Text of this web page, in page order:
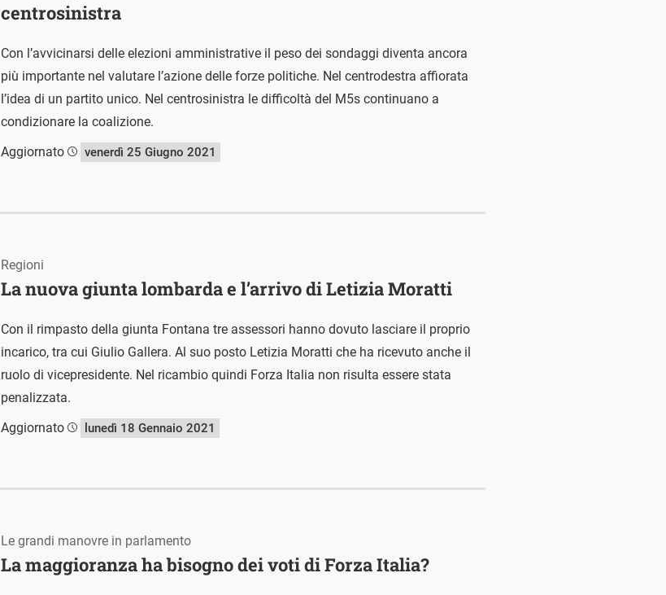
centrosinistra
Con l’avvicinarsi delle elezioni amministrative il peso dei sondaggi diventa ancora
più importante nel valutare l’azione delle forze politiche. Nel centrodestra affiorata
l’idea di un partito unico. Nel centrosinistra le difficoltà del M5s continuano a
condizionare la coalizione.
Aggiornato
venerdì 25 Giugno 2021
La nuova giunta lombarda e l’arrivo di Letizia Moratti
Regioni
Con il rimpasto della giunta Fontana tre assessori hanno dovuto lasciare il proprio
incarico, tra cui Giulio Gallera. Al suo posto Letizia Moratti che ha ricevuto anche il
ruolo di vicepresidente. Nel ricambio quindi Forza Italia non risulta essere stata
penalizzata.
Aggiornato
lunedì 18 Gennaio 2021
La maggioranza ha bisogno dei voti di Forza Italia?
Le grandi manovre in parlamento